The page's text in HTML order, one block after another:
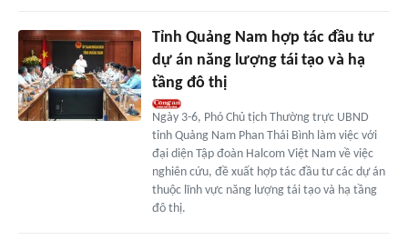
Tỉnh Quảng Nam hợp tác đầu tư
dự án năng lượng tái tạo và hạ
tầng đô thị
Ngày 3-6, Phó Chủ tịch Thường trực UBND
tỉnh Quảng Nam Phan Thái Bình làm việc với
đại diện Tập đoàn Halcom Việt Nam về việc
nghiên cứu, đề xuất hợp tác đầu tư các dự án
thuộc lĩnh vực năng lượng tái tạo và hạ tầng
đô thị.